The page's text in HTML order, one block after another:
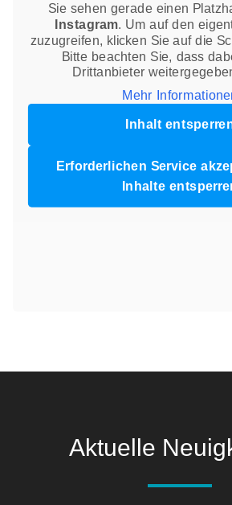
Sie sehen gerade einen
Instagram. Um auf den
zuzugreifen, klicken Sie auf die
Bitte beachten Sie, dass
Drittanbieter
Mehr
Inhalt
Erforderlichen Service
Inhalte
Aktuelle